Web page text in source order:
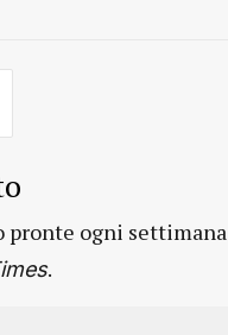
pronte ogni settimana
.